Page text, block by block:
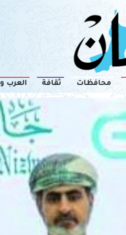
محافظات ثقافة العرب